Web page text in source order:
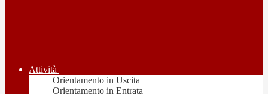
Attività
Orientamento in Uscita
Orientamento in Entrata